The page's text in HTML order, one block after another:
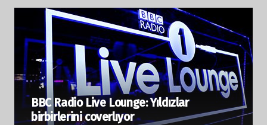
BBC Radio Live Lounge: Yıldızlar
birbirlerini coverlıyor